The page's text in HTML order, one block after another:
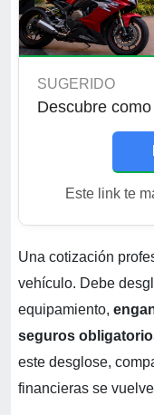
SUGERIDO
Descubre
Este link te
Una cotización
vehículo. Debe
equipamiento,
seguros
este desglose,
financieras se